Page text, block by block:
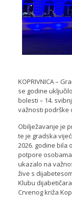
KOPRIVNICA –
se godine
bolesti – 14.
važnosti podrške
Obilježavanje je
te je gradska
2026. godine bila
potpore
ukazalo na
žive s
Klubu
Crvenog križa